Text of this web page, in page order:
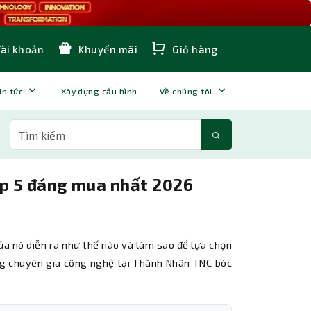
khoản Khuyến mãi Giỏ hàng
tức Xây dựng cấu hình Về chúng tôi
5 đáng mua nhất 2026
nó diễn ra như thế nào và làm sao để lựa chọn
gia công nghệ tại Thành Nhân TNC bóc